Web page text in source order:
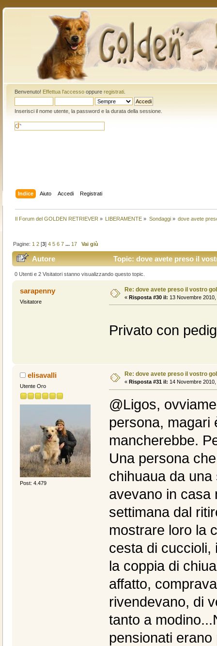
Benvenuto! Effettua l'accessooppure registrati.
Inserisci il nome utente, la password e la durata della sessione.
Indice Aiuto Accedi Registrati
Il Forum del GOLDEN RETRIEVER » LIBERAMENTE » Sondaggi» dove avete
Pagine: 1 2 [3]4 5 6 7 ... 17 Vai giù
Autore Topic: dove avete preso il
0 Utenti e 2 Visitatori stanno visualizzando questo topic.
sarapenny
Visitatore
Re: dove avete preso il vostro
« Risposta #30 il: 13 Novembre
Privato con
elisavalli
Utente Oro
Post: 4.479
Re: dove avete preso il vostro
« Risposta #31 il: 14 Novembre
@Ligos,
persona, magari
mancherebbe.
Una persona
chihuaua da
avevano in casa
settimana dal
mostrare loro la
cesta di cuccioli,
la coppia di
affatto,
rivendevano, di
tanto a
pensionati